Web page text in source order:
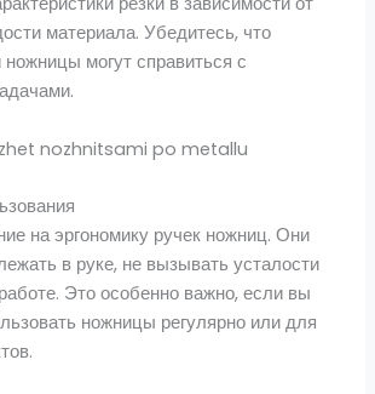
материала. Убедитесь, что
могут справиться с
на эргономику ручек ножниц. Они
в руке, не вызывать усталости
Это особенно важно, если вы
ножницы регулярно или для